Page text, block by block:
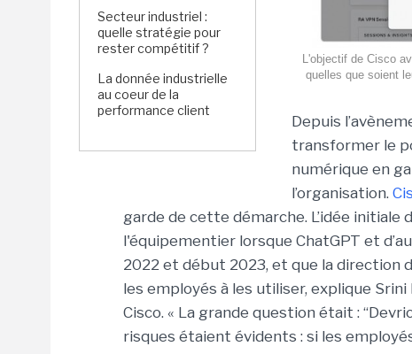
Secteur industriel :
quelle stratégie pour
rester compétitif ?
La donnée industrielle
au coeur de la
performance client
L'objectif de Cisco
quelles que soient
Depuis
transformer le
numérique en
l’organisation.
garde de cette démarche. L’idée initiale
l'équipementier lorsque ChatGPT et
2022 et début 2023, et que la direction
les employés à les utiliser, explique Srini
Cisco. « La grande question était :
risques étaient évidents : si les